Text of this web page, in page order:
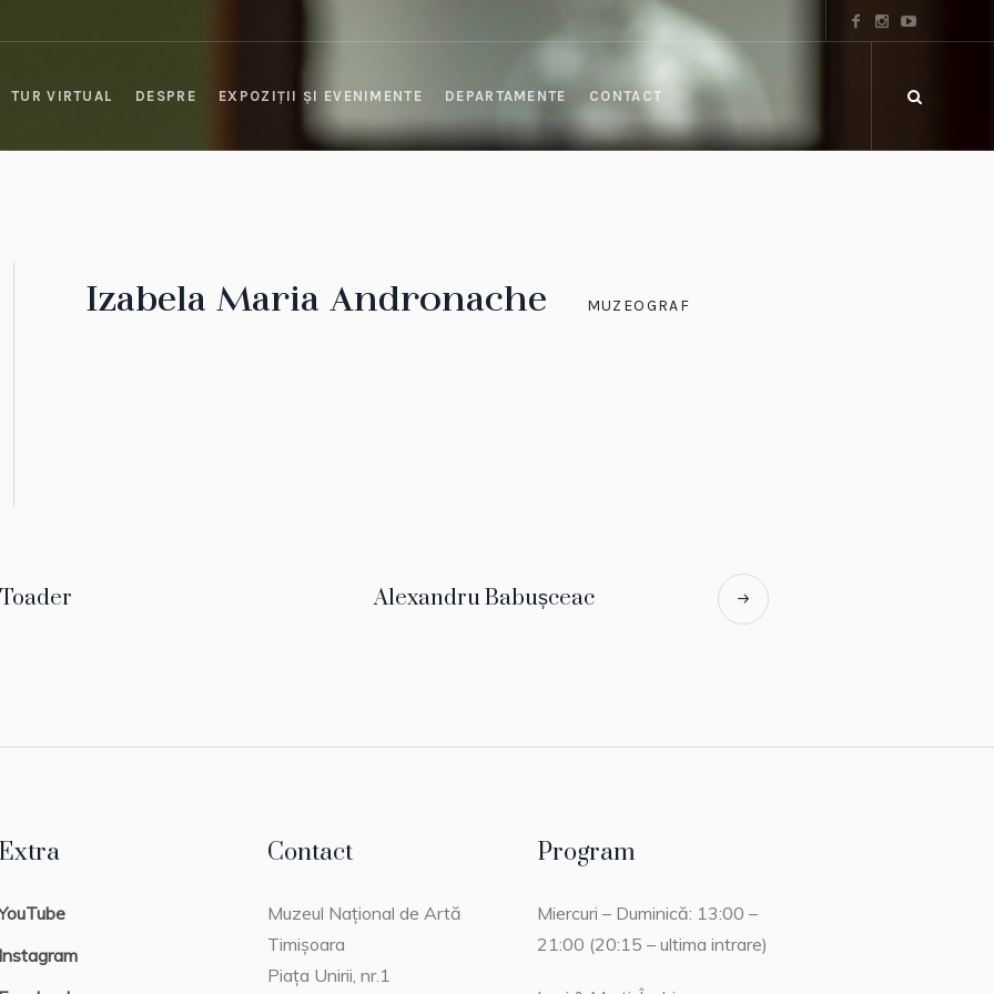
TUR VIRTUAL DESPRE EXPOZIȚII ȘI EVENIMENTE DEPARTAMENTE CONTACT
Izabela Maria Andronache MUZEOGRAF
Alexandru Babușceac
Contact
Muzeul Național de Artă
Timișoara
Piața Unirii, nr.1
Program
Miercuri – Duminică: 13:00 –
21:00 (20:15 – ultima intrare)